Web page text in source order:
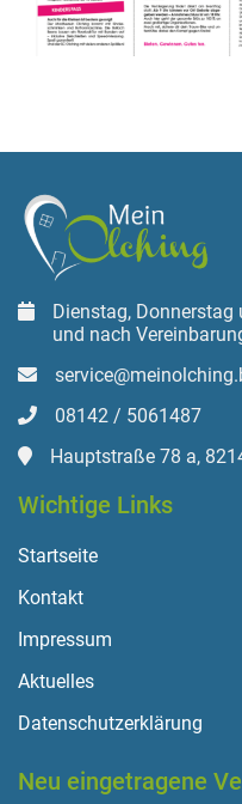
Dienstag,
und nach
08142 / 5061487
Hauptstraße 78 a,
Wichtige Links
Startseite
Kontakt
Impressum
Aktuelles
Datenschutzerklärung
Neu eingetragene